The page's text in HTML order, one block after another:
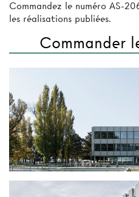
Commandez le numéro AS-
les réalisations publiées.
Commander